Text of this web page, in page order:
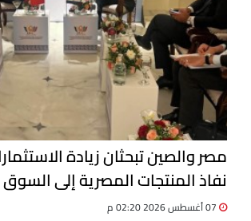
مصر والصين تبحثان زيادة
نفاذ المنتجات المصرية إلى السوق